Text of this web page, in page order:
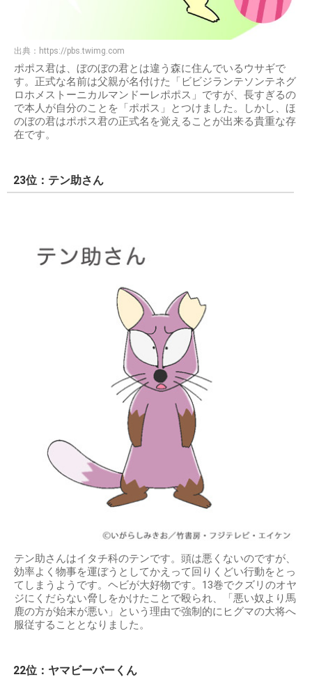
出典： https://pbs.twimg.com
ポポス君は、ぼのぼの君とは違う森に住んでいるウサギで
す。正式な名前は父親が名付けた「ビビジランテソンテネグ
ロホメストーニカルマンドーレポポス」ですが、長すぎるの
で本人が自分のことを「ポポス」とつけました。しかし、ほ
のぼの君はポポス君の正式名を覚えることが出来る貴重な存
在です。
23位：テン助さん
テン助さんはイタチ科のテンです。頭は悪くないのですが、
効率よく物事を運ぼうとしてかえって回りくどい行動をとっ
てしまうようです。ヘビが大好物です。13巻でクズリのオヤ
ジにくだらない脅しをかけたことで殴られ、「悪い奴より馬
鹿の方が始末が悪い」という理由で強制的にヒグマの大将へ
服従することとなりました。
22位：ヤマビーバーくん